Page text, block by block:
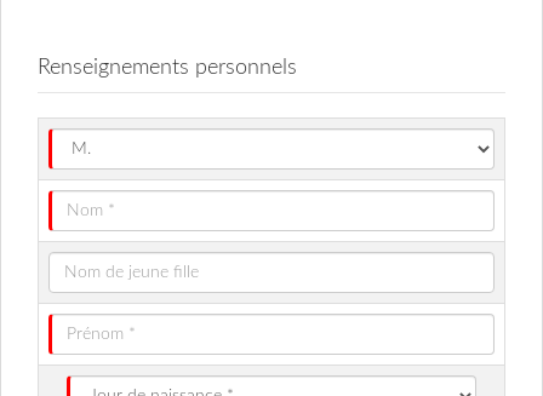
Renseignements personnels